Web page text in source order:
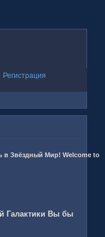
Регистрация
Звёздный Мир! Welcome to
Галактики Вы бы